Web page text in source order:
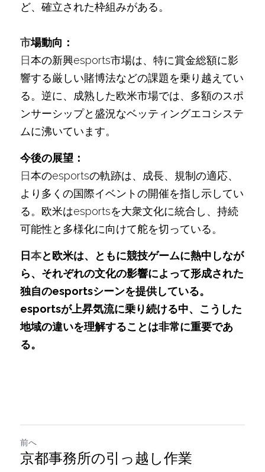
ど、確立された枠組みがある。
市場動向：
日本の新興esports市場は、特に賞金総額に影
響する厳しい賭博法などの課題を乗り越えてい
る。逆に、成熟した欧米市場では、多額のスポ
ンサーシップと盛況なベッティングエコシステ
ムに沸いています。
今後の展望：
日本のesportsの軌跡は、成長、規制の適応、
より多くの国際イベントの開催を指し示してい
る。欧米はesportsを大衆文化に統合し、持続
可能性と多様化に向けて舵を切っている。
日本と欧米は、ともに競技ゲームに熱中しなが
ら、それぞれの文化の影響によって形成された
独自のesportsシーンを提供している。
esportsが上昇気流に乗り続ける中、こうした
地域の違いを理解することは非常に重要であ
る。
前へ
京都事務所の引っ越し作業